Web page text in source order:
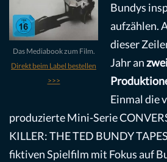
Das Mediabook zum Film.
Direkt beim Label bestellen
>>>
Bundys
aufzählen.
dieser
Jahr an
Einmal die
produzierte Mini-Serie
KILLER: THE TED BUNDY
fiktiven Spielfilm mit Fokus auf